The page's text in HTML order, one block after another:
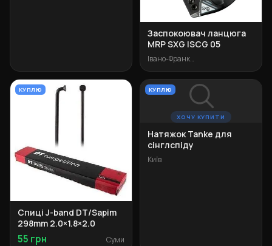
Заспокоювач ланцюга
MRP SXG ISCG 05
Івано-Франківськ
КУПЛЮ
Спиці J-band DT/Sapim
298mm 2.0×1.8×2.0
55 грн Суми
ХОЧУ КУПИТИ
КУПЛЮ
Натяжок Tanke для
сінглспіду
Київ